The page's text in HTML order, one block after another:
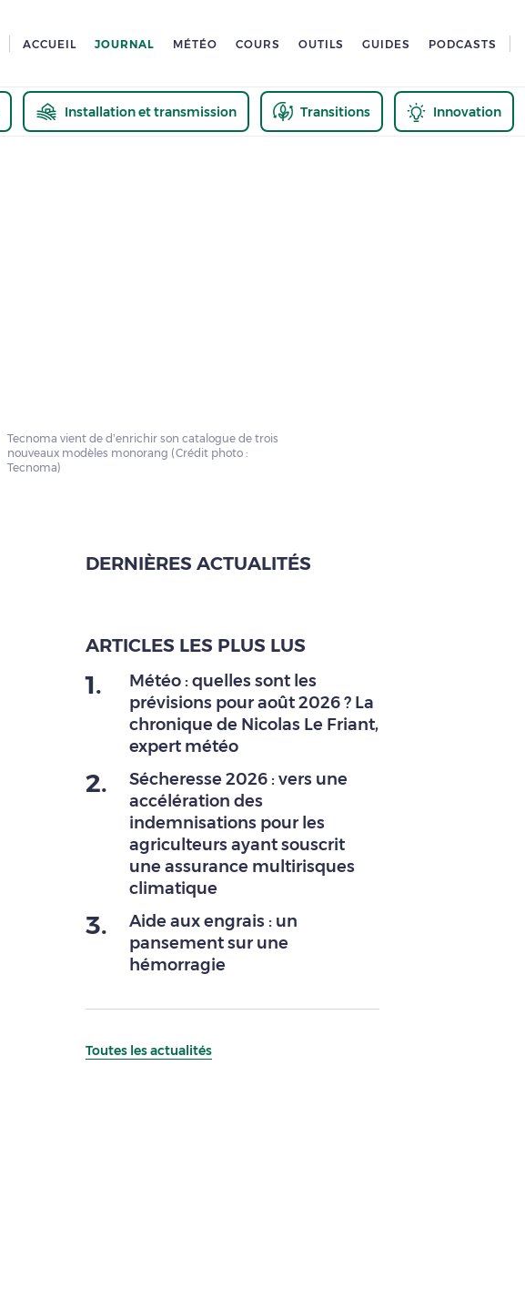
ACCUEIL JOURNAL MÉTÉO COURS OUTILS GUIDES PODCASTS
Installation et transmission Transitions Innovation
Tecnoma vient de d’enrichir son catalogue de trois
nouveaux modèles monorang (Crédit photo :
Tecnoma)
DERNIÈRES ACTUALITÉS
ARTICLES LES PLUS LUS
1.
Météo : quelles sont les
prévisions pour août 2026 ? La
chronique de Nicolas Le Friant,
expert météo
2.
Sécheresse 2026 : vers une
accélération des
indemnisations pour les
agriculteurs ayant souscrit
une assurance multirisques
climatique
3.
Aide aux engrais : un
pansement sur une
hémorragie
Toutes les actualités